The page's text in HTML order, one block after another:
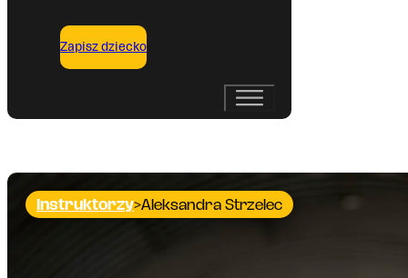
Zapisz dziecko
Instruktorzy Aleksandra Strzelec